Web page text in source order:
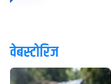
वेबस्टोरिज